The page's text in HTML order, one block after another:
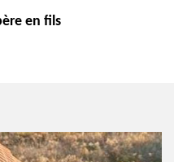
en fils